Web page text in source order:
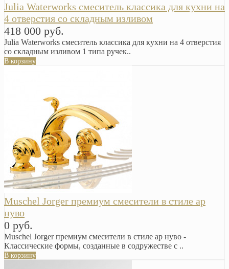
Julia Waterworks смеситель классика для кухни на
4 отверстия со складным изливом
418 000 руб.
Julia Waterworks смеситель классика для кухни на 4 отверстия
со складным изливом 1 типа ручек..
В корзину
Muschel Jorger премиум смесители в стиле ар
нуво
0 руб.
Muschel Jorger премиум смесители в стиле ар нуво -
Классические формы, созданные в содружестве с ..
В корзину